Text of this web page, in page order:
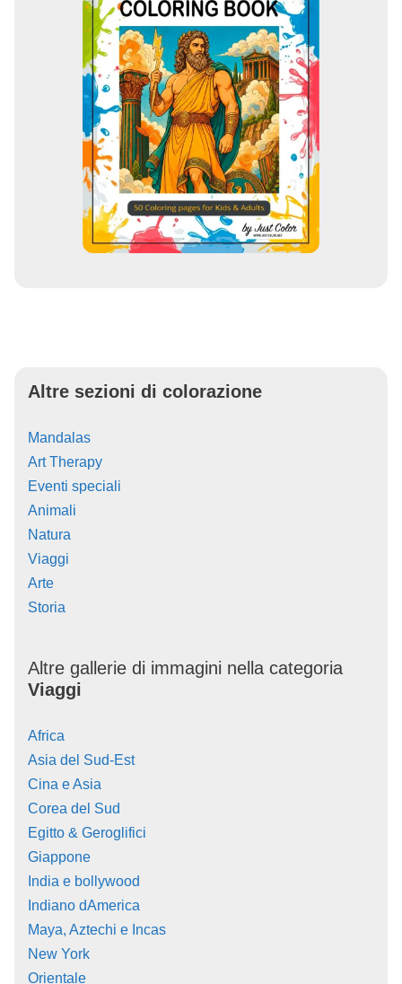
Altre sezioni di colorazione
Mandalas
Art Therapy
Eventi speciali
Animali
Natura
Viaggi
Arte
Storia
Altre gallerie di immagini nella categoria
Viaggi
Africa
Asia del Sud-Est
Cina e Asia
Corea del Sud
Egitto & Geroglifici
Giappone
India e bollywood
Indiano dAmerica
Maya, Aztechi e Incas
New York
Orientale